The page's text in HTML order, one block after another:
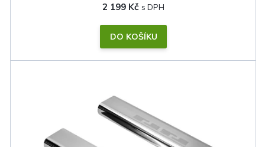
2 199 Kč
DO KOŠÍKU